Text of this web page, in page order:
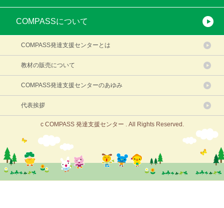
COMPASSについて
COMPASS発達支援センターとは
教材の販売について
COMPASS発達支援センターのあゆみ
代表挨拶
c COMPASS 発達支援センター . All Rights Reserved.